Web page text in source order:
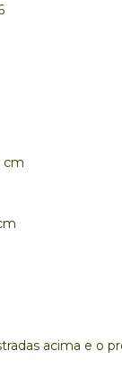
cm
acima e o